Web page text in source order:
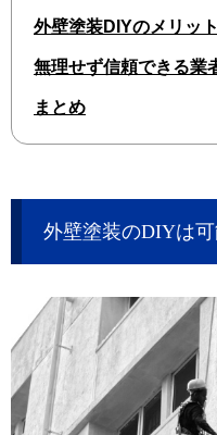
外壁塗装DIYのメリッ
無理せず信頼できる業
まとめ
外壁塗装のDIYは